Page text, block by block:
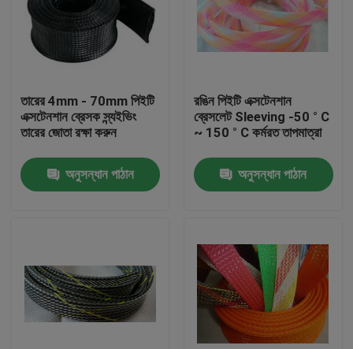
পণ্য
আমাদের সম্পর্কে
তারের 4mm - 70mm পিইটি
এক্সটেনশান ব্রেসক স্ন্যইভিং
তারের জোতা রক্ষা করুন
অনুসন্ধান পাঠান
রঙিন পিইটি এক্সটেনশান
ব্রেসলেট Sleeving -50 ° C
~ 150 ° C কর্মরত তাপমাত্রা
অনুসন্ধান পাঠান